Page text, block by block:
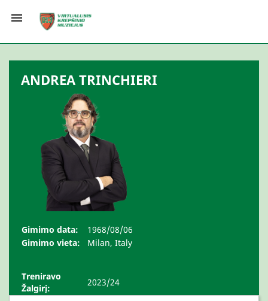

ANDREA TRINCHIERI
Gimimo data:
1968/08/06
Gimimo vieta:
Milan, Italy
Treniravo
Žalgirį:
2023/24